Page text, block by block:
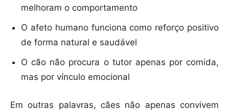
melhoram o comportamento
O afeto humano funciona como reforço positivo
de forma natural e saudável
O cão não procura o tutor apenas por comida,
mas por vínculo emocional
Em outras palavras, cães não apenas convivem